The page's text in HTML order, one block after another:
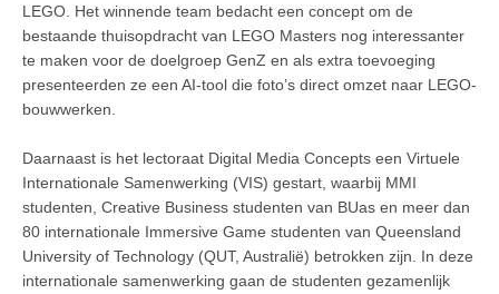
LEGO. Het winnende team bedacht een concept om de
bestaande thuisopdracht van LEGO Masters nog interessanter
te maken voor de doelgroep GenZ en als extra toevoeging
presenteerden ze een AI-tool die foto’s direct omzet naar LEGO-
bouwwerken.
Daarnaast is het lectoraat Digital Media Concepts een Virtuele
Internationale Samenwerking (VIS) gestart, waarbij MMI
studenten, Creative Business studenten van BUas en meer dan
80 internationale Immersive Game studenten van Queensland
University of Technology (QUT, Australië) betrokken zijn. In deze
internationale samenwerking gaan de studenten gezamenlijk